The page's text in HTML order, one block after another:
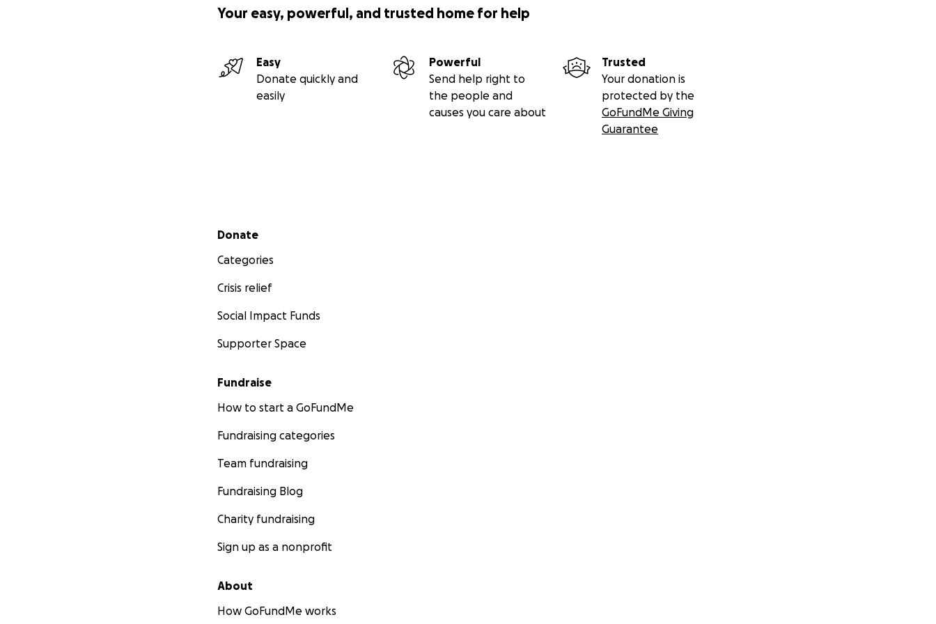
Your easy, powerful, and trusted home for help
Easy
Donate quickly and
easily
Powerful
Send help right to
the people and
causes you care about
Trusted
Your donation is
protected by the
GoFundMe Giving
Guarantee
Secondary menu
Donate
Categories
Crisis relief
Social Impact Funds
Supporter Space
Fundraise
How to start a GoFundMe
Fundraising categories
Team fundraising
Fundraising Blog
Charity fundraising
Sign up as a nonprofit
About
How GoFundMe works